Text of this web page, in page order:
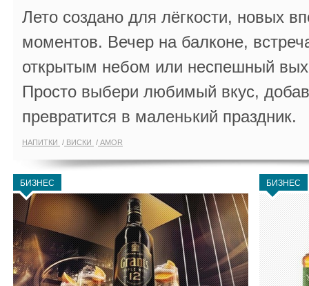
Лето создано для лёгкости, новых
моментов. Вечер на балконе,
открытым небом или неспешный
Просто выбери любимый вкус,
превратится в маленький праздник.
НАПИТКИ ВИСКИ AMOR
БИЗНЕС БИЗНЕС